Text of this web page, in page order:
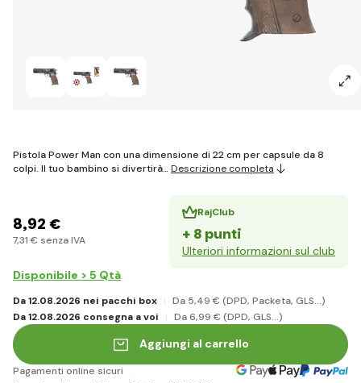
Pistola Power Man con una dimensione di 22 cm per capsule da 8
colpi. Il tuo bambino si divertirà… Descrizione completa
8,92 €
7,31 € senza IVA
RajClub
+ 8 punti
Ulteriori informazioni sul club
Disponibile > 5 Qtà
Da 12.08.2026 nei pacchi box Da 5,49 € (DPD, Packeta, GLS...)
Da 12.08.2026 consegna a voi
Da 6,99 € (DPD, GLS...)
Aggiungi al carrello
Pagamenti online sicuri